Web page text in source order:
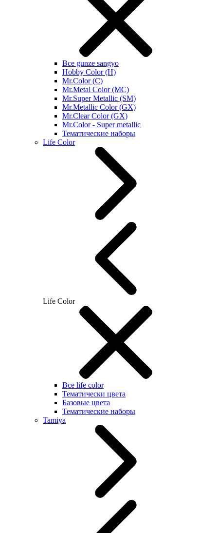
Все gunze sangyo
Hobby Color (H)
Mr.Color (C)
Mr.Metal Color (MC)
Mr.Super Metallic (SM)
Mr.Metallic Color (GX)
Mr.Clear Color (GX)
Mr.Color - Super metallic
Тематические наборы
Life Color
Life Color
Все life color
Тематически цвета
Базовые цвета
Тематические наборы
Tamiya